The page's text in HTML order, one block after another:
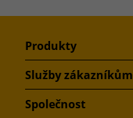
Produkty
Služby zákazníkům
Společnost